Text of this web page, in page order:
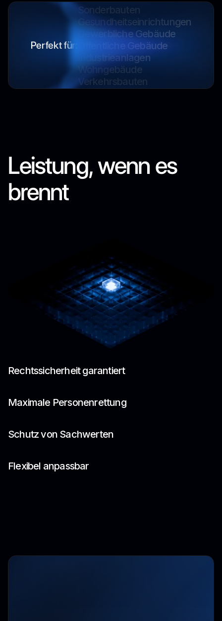
Perfekt für:
Gesundheitseinrichtungen
Gewerbliche Gebäude
Öffentliche Gebäude
Industrieanlagen
Wohngebäude
Verkehrsbauten
Sonderbauten
Leistung, wenn es
brennt
Rechtssicherheit garantiert
Maximale Personenrettung
Schutz von Sachwerten
Flexibel anpassbar